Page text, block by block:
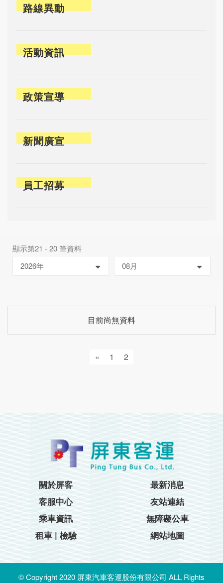
路線異動
活動資訊
政策宣導
新聞廣宣
員工招募
顯示第21 - 20 筆資料
目前尚無資料
« 1 2
關於屏客
最新消息
客服中心
友站連結
乘車資訊
無障礙公車
租車 | 檢驗
網站地圖
© Copyright 2020 屏東汽車客運股份有限公司 ALL Rights